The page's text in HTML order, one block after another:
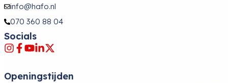
info@hafo.nl
070 360 88 04
Socials
Openingstijden